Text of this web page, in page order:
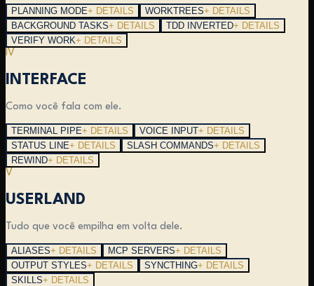
PLANNING MODE+ DETAILS WORKTREES+ DETAILS
BACKGROUND TASKS+ DETAILS TDD INVERTED+ DETAILS
VERIFY WORK+ DETAILS
IV
INTERFACE
Como você fala com ele.
TERMINAL PIPE+ DETAILS VOICE INPUT+ DETAILS
STATUS LINE+ DETAILS SLASH COMMANDS+ DETAILS
REWIND+ DETAILS
V
USERLAND
Tudo que você empilha em volta dele.
ALIASES+ DETAILS MCP SERVERS+ DETAILS
OUTPUT STYLES+ DETAILS SYNCTHING+ DETAILS
SKILLS+ DETAILS